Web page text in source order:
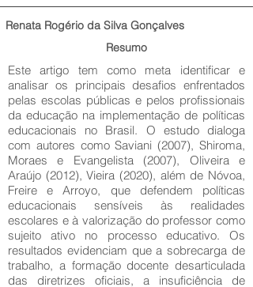
Renata Rogério da Silva Gonçalves
Resumo
Este artigo tem como meta identificar e
analisar os principais desafios enfrentados
pelas escolas públicas e pelos profissionais
da educação na implementação de políticas
educacionais no Brasil. O estudo dialoga
com autores como Saviani (2007), Shiroma,
Moraes e Evangelista (2007), Oliveira e
Araújo (2012), Vieira (2020), além de Nóvoa,
Freire e Arroyo, que defendem políticas
educacionais sensíveis às realidades
escolares e à valorização do professor como
sujeito ativo no processo educativo. Os
resultados evidenciam que a sobrecarga de
trabalho, a formação docente desarticulada
das diretrizes oficiais, a insuficiência de